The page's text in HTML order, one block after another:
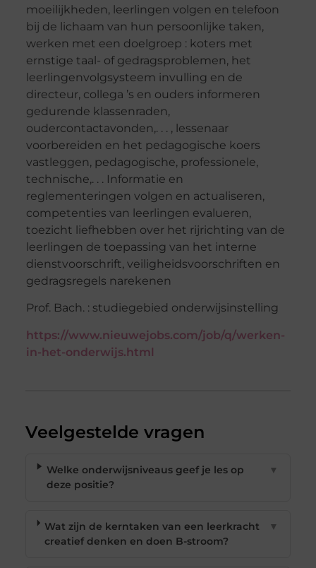
moeilijkheden, leerlingen volgen en telefoon
bij de lichaam van hun persoonlijke taken,
werken met een doelgroep : koters met
ernstige taal- of gedragsproblemen, het
leerlingenvolgsysteem invulling en de
directeur, collega ’s en ouders informeren
gedurende klassenraden,
oudercontactavonden,. . . , lessenaar
voorbereiden en het pedagogische koers
vastleggen, pedagogische, professionele,
technische,. . . Informatie en
reglementeringen volgen en actualiseren,
competenties van leerlingen evalueren,
toezicht liefhebben over het rijrichting van de
leerlingen de toepassing van het interne
dienstvoorschrift, veiligheidsvoorschriften en
gedragsregels narekenen
Prof. Bach. : studiegebied onderwijsinstelling
https://www.nieuwejobs.com/job/q/werken-
in-het-onderwijs.html
Veelgestelde vragen
Welke onderwijsniveaus geef je les op
deze positie?
▼
Wat zijn de kerntaken van een leerkracht
creatief denken en doen B-stroom?
▼